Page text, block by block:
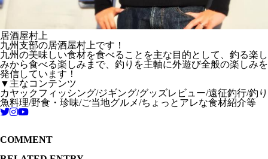
居酒屋村上
九州支部の居酒屋村上です！
九州の美味しい食材を食べることを主な目的として、釣る楽し
みから食べる楽しみまで、釣りを主軸に外遊び全般の楽しみを
発信しています！
▼主なコンテンツ
カヤックフィッシング/ジギング/グッズレビュー/遠征釣行/釣り
魚料理/野食・珍味/ご当地グルメ/ちょっとアレな食材紹介等
COMMENT